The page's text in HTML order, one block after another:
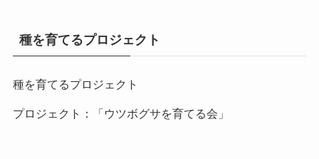
種を育てるプロジェクト
種を育てるプロジェクト
プロジェクト：「ウツボグサを育てる会」